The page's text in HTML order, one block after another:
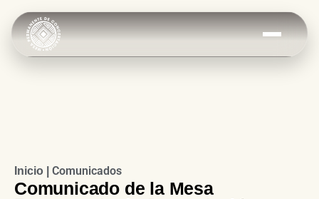
Inicio | Comunicados
Comunicado de la Mesa